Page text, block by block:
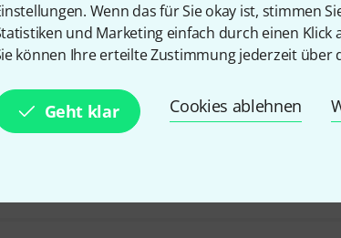
Wenn das für Sie okay ist, stimmen
und Marketing einfach durch einen Klick
können Ihre erteilte Zustimmung jederzeit über
Geht klar Cookies ablehnen
Sofort lieferbar